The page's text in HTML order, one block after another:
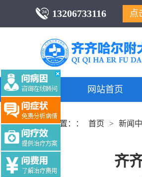
13206733116 点
网站首页
当前位置：： 首页 > 新闻
齐